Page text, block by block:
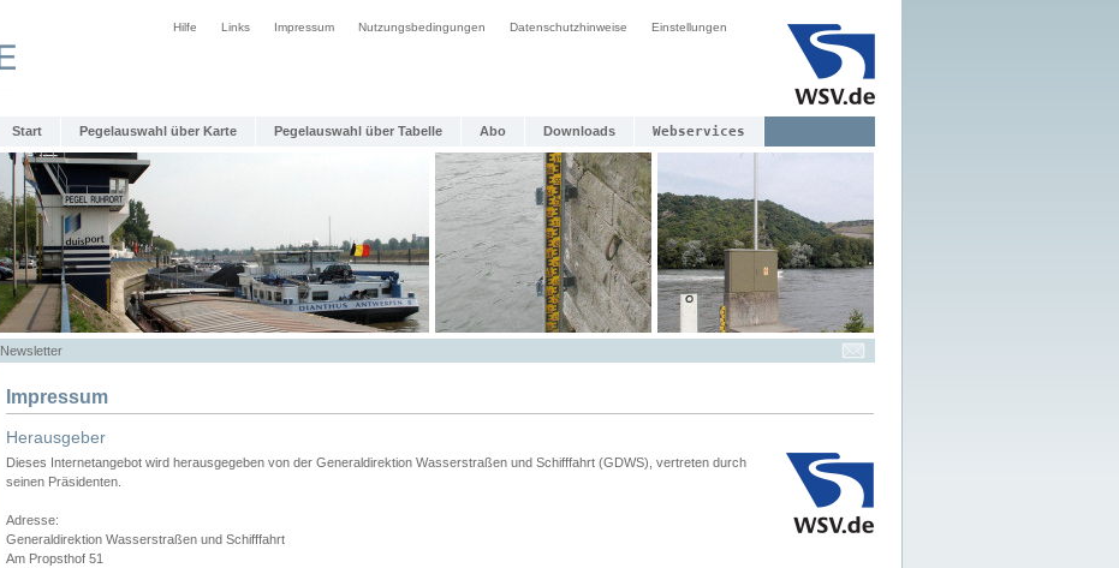
Hilfe Links Impressum Nutzungsbedingungen Datenschutzhinweise Einstellungen
Start Pegelauswahl über Karte Pegelauswahl über Tabelle Abo Downloads Webservices
Newsletter
Impressum
Herausgeber
Dieses Internetangebot wird herausgegeben von der Generaldirektion Wasserstraßen und Schifffahrt (GDWS), vertreten durch
seinen Präsidenten.
Adresse:
Generaldirektion Wasserstraßen und Schifffahrt
Am Propsthof 51